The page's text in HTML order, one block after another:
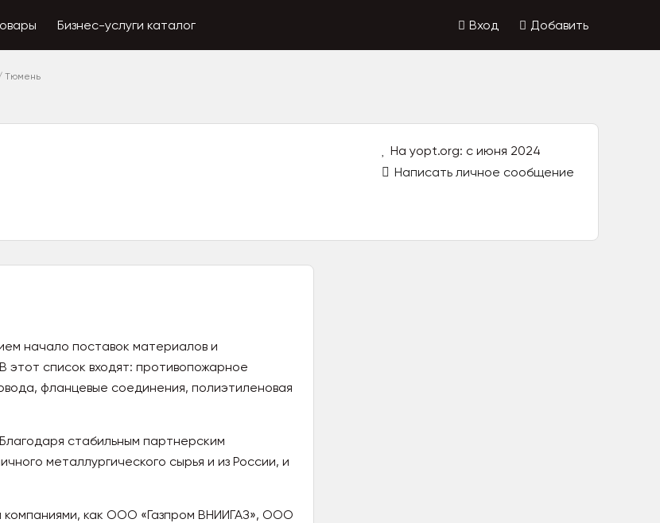
Бизнес-услуги каталог Вход Добавить
Тюмень
На yopt.org: с июня 2024
Написать личное сообщение
начало поставок материалов и
этот список входят: противопожарное
фланцевые соединения, полиэтиленовая
стабильным партнерским
металлургического сырья и из России, и
как ООО «Газпром ВНИИГАЗ», ООО